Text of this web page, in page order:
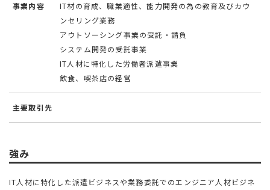
事業内容
IT材の育成、職業適性、能力開発の為の教育及びカウ
ンセリング業務
アウトソーシング事業の受託・請負
システム開発の受託事業
IT人材に特化した労働者派遣事業
飲食、喫茶店の経営
主要取引先
強み
IT人材に特化した派遣ビジネスや業務委託でのエンジニア人材ビジネ